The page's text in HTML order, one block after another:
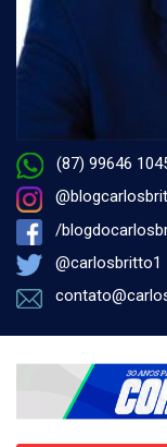
(87) 99646
/
@carlosbritto1